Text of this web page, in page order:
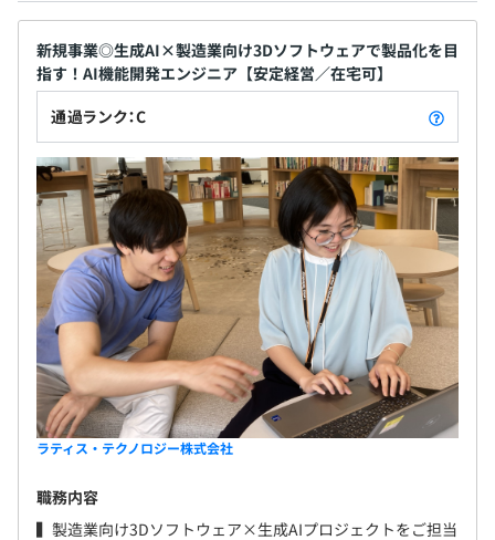
Philips（オランダ）
■航空機
Lockheed Martin（アメリカ）
The Boeing Company（アメリカ）
宇宙航空研究開発機構
■建築／建材
大和ハウス工業 株式会社
TOTO 株式会社
■金型
アルパインプレシジョン 株式会社
株式会社 ツバメックス
山形カシオ 株式会社
※その他多数
合加入〉・厚生年金保険、雇用保険・労災保険）
無期雇用
3カ月（期間中、待遇の変更はありません）
新規事業◎生成AI×製造業向け3Dソフトウェアで製品化を目
指す！AI機能開発エンジニア【安定経営／在宅可】
通過ランク：C
ラティス・テクノロジー株式会社
職務内容
▍製造業向け3Dソフトウェア×生成AIプロジェクトをご担当